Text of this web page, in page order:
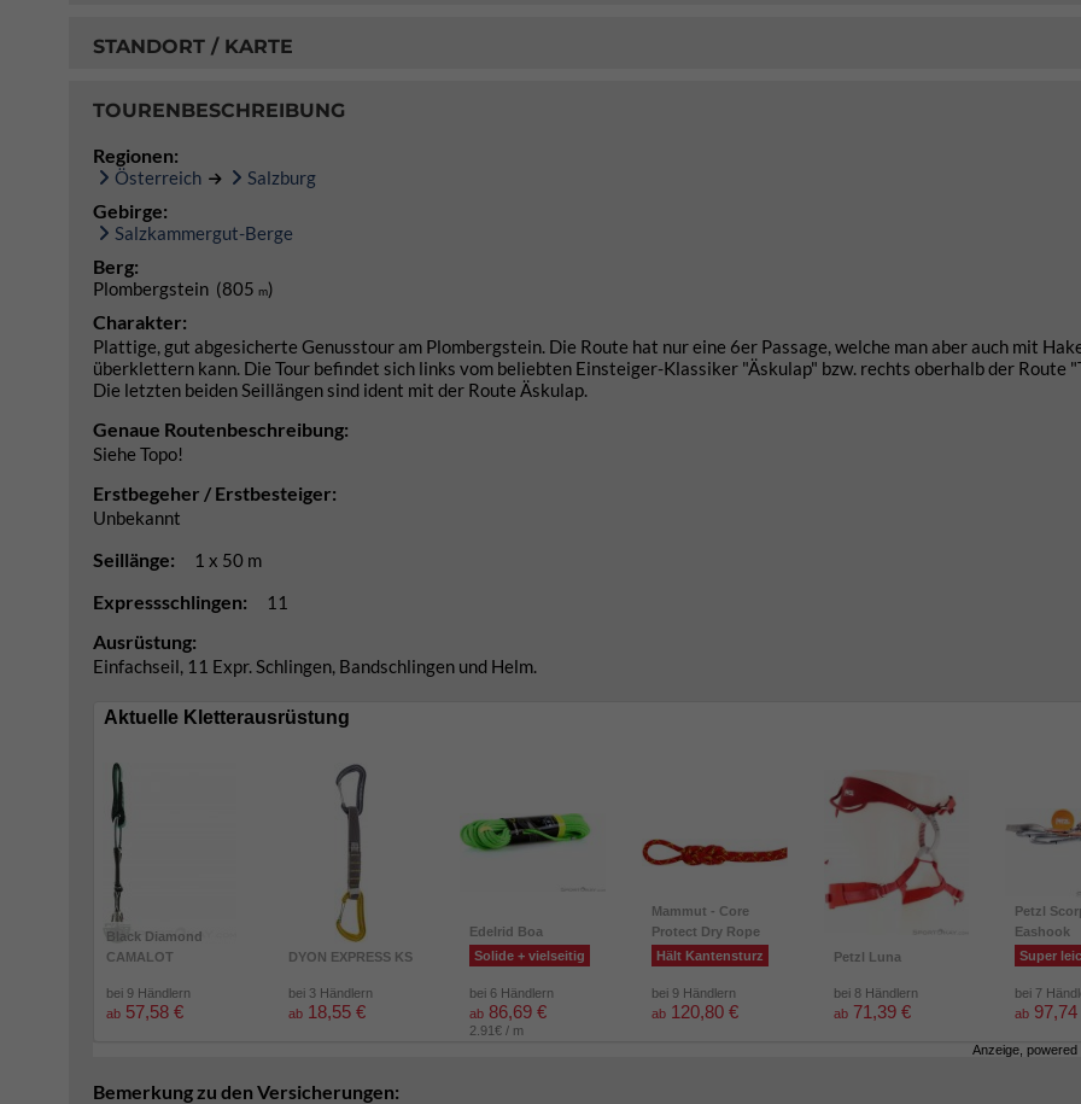
STANDORT / KARTE
TOURENBESCHREIBUNG
Regionen:
Österreich Salzburg
Gebirge:
Salzkammergut-Berge
Berg:
Plombergstein (805 m)
Charakter:
Plattige, gut abgesicherte Genusstour am Plombergstein. Die Route hat nur eine 6er Passage, welche man aber auch mit
überklettern kann. Die Tour befindet sich links vom beliebten Einsteiger-Klassiker "Äskulap" bzw. rechts oberhalb der Route
Die letzten beiden Seillängen sind ident mit der Route Äskulap.
Genaue Routenbeschreibung:
Siehe Topo!
Erstbegeher / Erstbesteiger:
Unbekannt
Seillänge: 1 x 50 m
Expressschlingen: 11
Ausrüstung:
Einfachseil, 11 Expr. Schlingen, Bandschlingen und Helm.
Aktuelle Kletterausrüstung
Black Diamond
CAMALOT
bei 9 Händlern
ab 57,58 €
DYON EXPRESS KS
bei 3 Händlern
ab 18,55 €
Edelrid Boa
Solide + vielseitig
bei 6 Händlern
ab 86,69 €
2.91€ / m
Mammut - Core
Protect Dry Rope
Hält Kantensturz
bei 9 Händlern
ab 120,80 €
Petzl Luna
bei 8 Händlern
ab 71,39 €
Petzl
Eashook
Super
bei 7
ab
Anzeige,
Bemerkung zu den Versicherungen: